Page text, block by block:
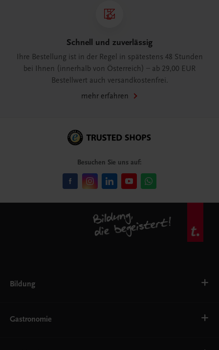
Schnell und zuverlässig
Ihre Bestellung ist in der Regel in spätestens 48 Stunden
bei Ihnen (innerhalb von Österreich) – ab 29,00 EUR
Bestellwert auch versandkostenfrei.
mehr erfahren
Besuchen Sie uns auf:
Bildung
AHS
Gastronomie